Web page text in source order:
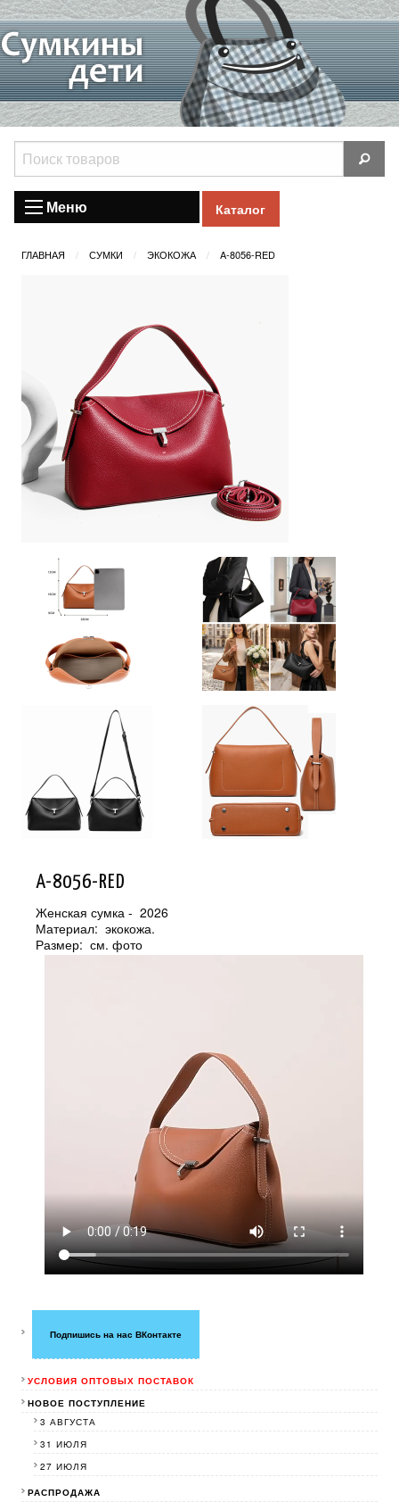
Меню Каталог
ГЛАВНАЯ СУМКИ ЭКОКОЖА A-8056-RED
A-8056-RED
Женская сумка - 2026
Материал: экокожа.
Размер: см. фото
Подпишись на нас ВКонтакте
УСЛОВИЯ ОПТОВЫХ ПОСТАВОК
НОВОЕ ПОСТУПЛЕНИЕ
3 АВГУСТА
31 ИЮЛЯ
27 ИЮЛЯ
РАСПРОДАЖА